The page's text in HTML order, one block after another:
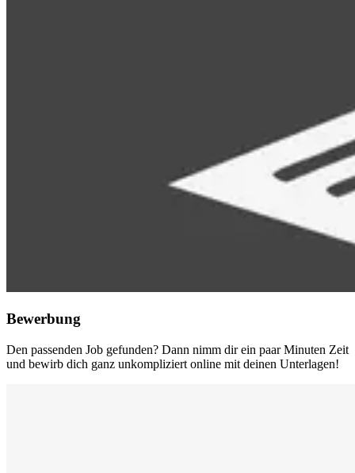
Bewerbung
Den passenden Job gefunden? Dann nimm dir ein paar Minuten Zeit
und bewirb dich ganz unkompliziert online mit deinen Unterlagen!